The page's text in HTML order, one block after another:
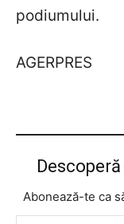
podiumului.
AGERPRES
Abonează-te ca
Tastează emailul tău...